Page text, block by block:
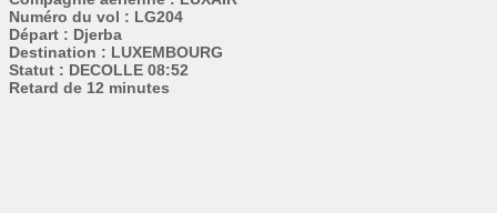
Numéro du vol : LG204
Départ : Djerba
Destination : LUXEMBOURG
Statut : DECOLLE 08:52
Retard de 12 minutes